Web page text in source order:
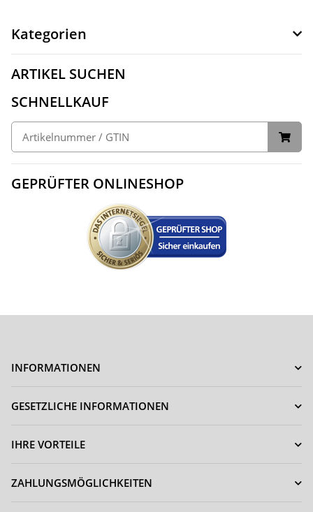
Kategorien
ARTIKEL SUCHEN
SCHNELLKAUF
GEPRÜFTER ONLINESHOP
INFORMATIONEN
GESETZLICHE INFORMATIONEN
IHRE VORTEILE
ZAHLUNGSMÖGLICHKEITEN